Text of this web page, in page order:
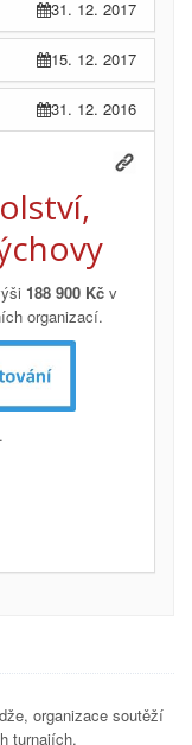
31. 12. 2017
15. 12. 2017
31. 12. 2016
188 900 Kč v
organizací.
organizace soutěží
turnajích.